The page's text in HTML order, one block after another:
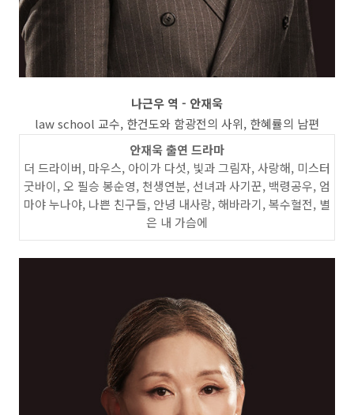
나근우 역 - 안재욱
law school 교수, 한건도와 함광전의 사위, 한혜률의 남편
안재욱 출연 드라마
더 드라이버, 마우스, 아이가 다섯, 빛과 그림자, 사랑해, 미스터
굿바이, 오 필승 봉순영, 천생연분, 선녀과 사기꾼, 백령공우, 엄
마야 누나야, 나쁜 친구들, 안녕 내사랑, 해바라기, 복수혈전, 별
은 내 가슴에